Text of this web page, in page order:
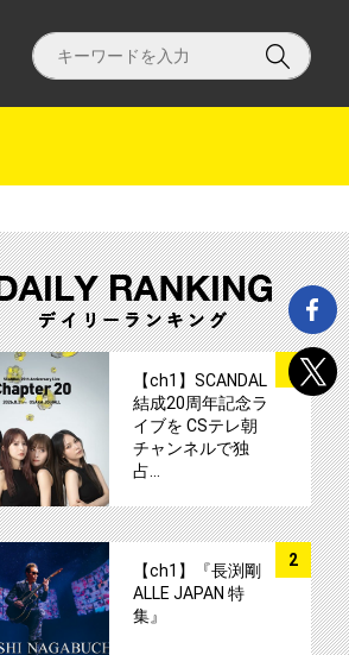
1
【ch1】SCANDAL
結成20周年記念ラ
イブを CSテレ朝
チャンネルで独
占…
2
【ch1】『長渕剛
ALLE JAPAN 特
集』